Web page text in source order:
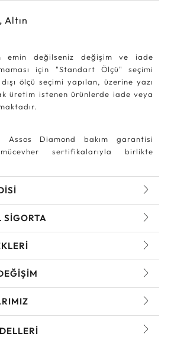
Altın
emin değilseniz değişim ve iade
için "Standart Ölçü" seçimi
ölçü seçimi yapılan, üzerine yazı
üretim istenen ürünlerde iade veya
Assos Diamond bakım garantisi
sertifikalarıyla birlikte
SİGORTA